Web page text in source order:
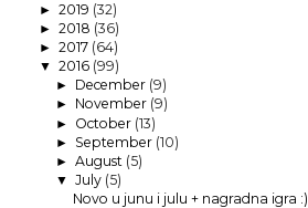
► 2019 (32)
► 2018 (36)
► 2017 (64)
▼ 2016 (99)
► December (9)
► November (9)
► October (13)
► September (10)
► August (5)
▼ July (5)
Novo u junu i julu + nagradna igra :)